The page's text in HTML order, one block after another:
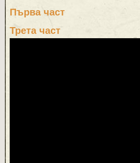
Първа част
Трета част